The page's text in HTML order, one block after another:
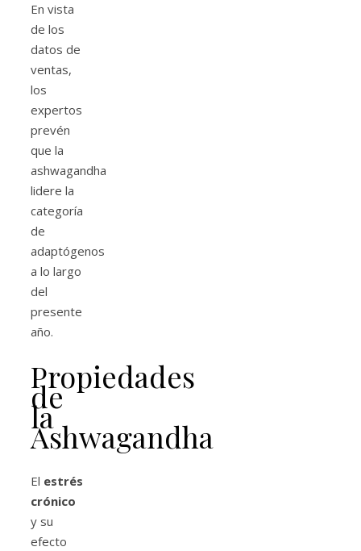
En vista
de los
datos de
ventas,
los
expertos
prevén
que la
ashwagandha
lidere la
categoría
de
adaptógenos
a lo largo
del
presente
año.
Propiedades
de
la
Ashwagandha
El estrés
crónico
y su
efecto